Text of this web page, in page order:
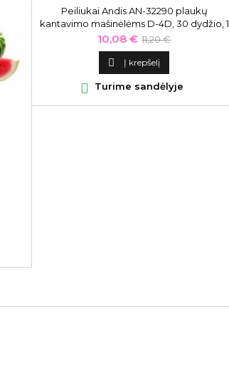
Peiliukai Andis AN-32290 plaukų
kantavimo mašinėlėms D-4D, 30 dydžio, 1
vnt.
Kaina
10,08 € Bazinė
kaina
11,20 €
 Į krepšelį
 Turime sandėlyje